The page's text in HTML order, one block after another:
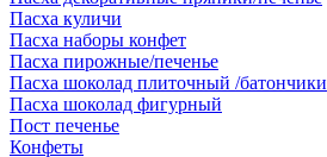
Пасха куличи
Пасха наборы конфет
Пасха пирожные/печенье
Пасха шоколад плиточный /батончики
Пасха шоколад фигурный
Пост печенье
Конфеты